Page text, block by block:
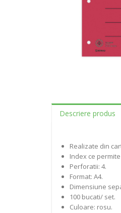
Descriere produs
Realizate din
Index ce
Perforatii: 4.
Format: A4.
Dimensiune
100 bucati/ set.
Culoare: rosu.